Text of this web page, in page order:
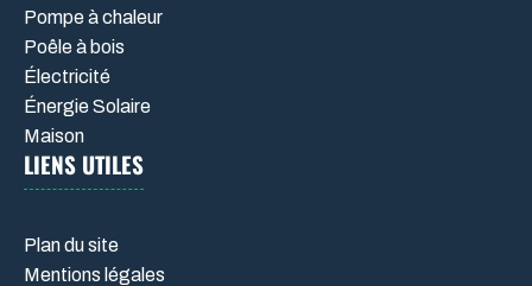
Pompe à chaleur
Poêle à bois
Électricité
Énergie Solaire
Maison
LIENS UTILES
Plan du site
Mentions légales